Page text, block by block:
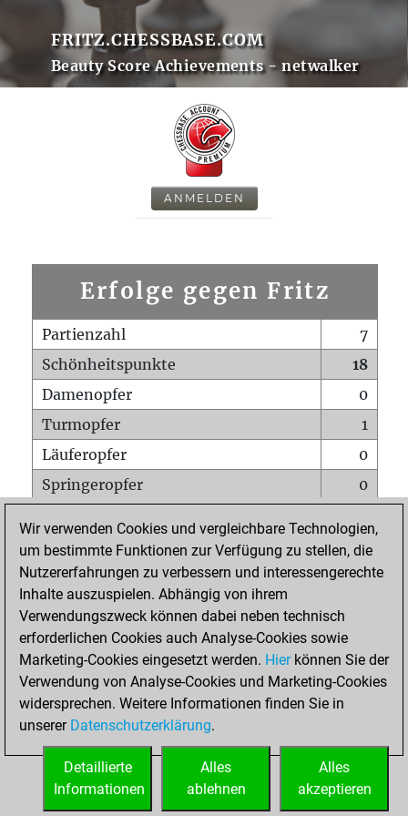
FRITZ.CHESSBASE.COM
Beauty Score Achievements - netwalker
ANMELDEN
Erfolge gegen Fritz
Partienzahl
7
Schönheitspunkte
18
Damenopfer
0
Turmopfer
1
Läuferopfer
0
Springeropfer
0
Matt auf vollem Brett
0
Bauer setzt Matt
0
Erstickte Matts
Unterverwandlungen
Türme auf der siebten
0
STARTSEITE
Wir verwenden Cookies und vergleichbare Technologien,
um bestimmte Funktionen zur Verfügung zu stellen, die
Nutzererfahrungen zu verbessern und interessengerechte
Inhalte auszuspielen. Abhängig von ihrem
Verwendungszweck können dabei neben technisch
erforderlichen Cookies auch Analyse-Cookies sowie
Marketing-Cookies eingesetzt werden. Hierkönnen Sie der
Verwendung von Analyse-Cookies und Marketing-Cookies
widersprechen. Weitere Informationen finden Sie in
unserer Datenschutzerklärung.
Alles
akzeptieren
Alles
ablehnen
Detaillierte
Informationen